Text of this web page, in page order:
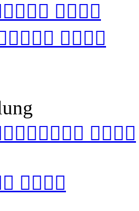



